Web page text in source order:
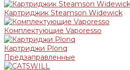
Картриджик Steamson Widewick
Комплектующие Vaporesso
Картриджи Plonq
Предзаправленные